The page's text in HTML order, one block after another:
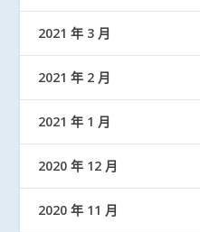
2021 年 3 月
2021 年 2 月
2021 年 1 月
2020 年 12 月
2020 年 11 月